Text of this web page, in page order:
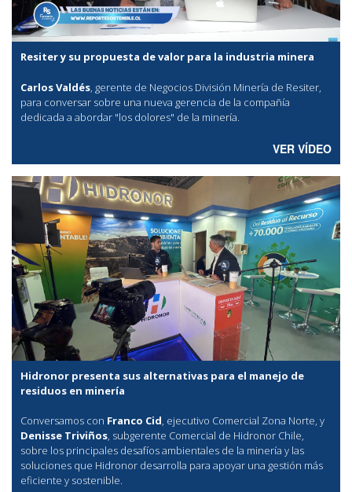
Resiter y su propuesta de valor para la industria minera
Carlos Valdés, gerente de Negocios División Minería de Resiter,
para conversar sobre una nueva gerencia de la compañía
dedicada a abordar "los dolores" de la minería.
VER VÍDEO
Hidronor presenta sus alternativas para el manejo de
residuos en minería
Conversamos con Franco Cid, ejecutivo Comercial Zona Norte, y
Denisse Triviños, subgerente Comercial de Hidronor Chile,
sobre los principales desafíos ambientales de la minería y las
soluciones que Hidronor desarrolla para apoyar una gestión más
eficiente y sostenible.